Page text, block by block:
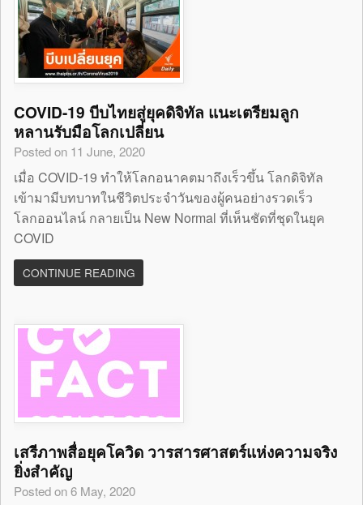
COVID-19 บีบไทยสู่ยุคดิจิทัล แนะเตรียมลูก
หลานรับมือโลกเปลี่ยน
Posted on 11 June, 2020
เมื่อ COVID-19 ทำให้โลกอนาคตมาถึงเร็วขึ้น โลกดิจิทัล
เข้ามามีบทบาทในชีวิตประจำวันของผู้คนอย่างรวดเร็ว
โลกออนไลน์ กลายเป็น New Normal ที่เห็นชัดที่ชุดในยุค
COVID
CONTINUE READING
เสรีภาพสื่อยุคโควิด วารสารศาสตร์แห่งความจริง
ยิ่งสำคัญ
Posted on 6 May, 2020